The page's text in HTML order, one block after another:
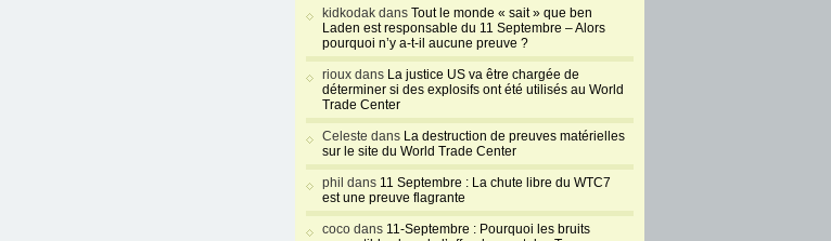
kidkodak dans Tout le monde « sait » que ben
Laden est responsable du 11 Septembre – Alors
pourquoi n’y a-t-il aucune preuve ?
rioux dans La justice US va être chargée de
déterminer si des explosifs ont été utilisés au World
Trade Center
Celeste dans La destruction de preuves matérielles
sur le site du World Trade Center
phil dans 11 Septembre : La chute libre du WTC7
est une preuve flagrante
coco dans 11-Septembre : Pourquoi les bruits